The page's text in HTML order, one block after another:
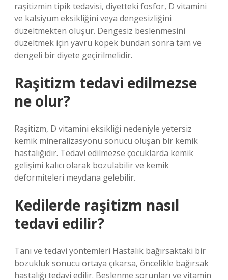
raşitizmin tipik tedavisi, diyetteki fosfor, D vitamini
ve kalsiyum eksikliğini veya dengesizliğini
düzeltmekten oluşur. Dengesiz beslenmesini
düzeltmek için yavru köpek bundan sonra tam ve
dengeli bir diyete geçirilmelidir.
Raşitizm tedavi edilmezse
ne olur?
Raşitizm, D vitamini eksikliği nedeniyle yetersiz
kemik mineralizasyonu sonucu oluşan bir kemik
hastalığıdır. Tedavi edilmezse çocuklarda kemik
gelişimi kalıcı olarak bozulabilir ve kemik
deformiteleri meydana gelebilir.
Kedilerde raşitizm nasıl
tedavi edilir?
Tanı ve tedavi yöntemleri Hastalık bağırsaktaki bir
bozukluk sonucu ortaya çıkarsa, öncelikle bağırsak
hastalığı tedavi edilir. Beslenme sorunları ve vitamin